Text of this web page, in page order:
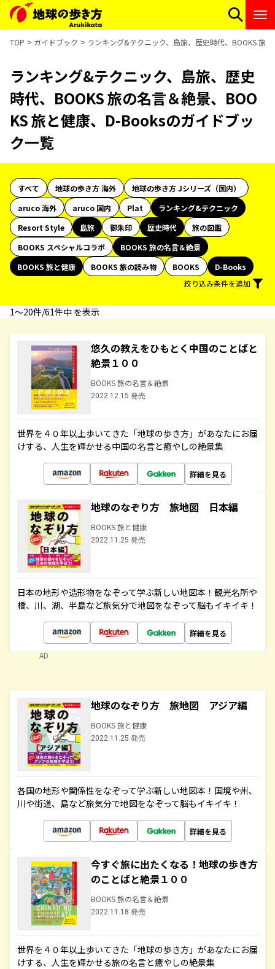
TOP ガイドブック ランキング&テクニック、島旅、歴史時代、BOOKS 旅
ランキング&テクニック、島旅、歴史
時代、BOOKS 旅の名言＆絶景、BOO
KS 旅と健康、D-Booksのガイドブッ
ク一覧
すべて 地球の歩き方 海外
地球の歩き方 Jシリーズ（国内）
aruco 海外
aruco 国内 Plat
ランキング&テクニック
Resort Style
島旅 御朱印 歴史時代
旅の図鑑
BOOKS スペシャルコラボ
BOOKS 旅の名言＆絶景
BOOKS 旅と健康
BOOKS 旅の読み物 BOOKS
D-Books
絞り込み条件を追加
1〜20件/61件中 を表示
悠久の教えをひもとく中国のことばと
絶景１００
BOOKS 旅の名言＆絶景
2022.12.15 発売
世界を４０年以上歩いてきた「地球の歩き方」があなたにお届
けする、人生を輝かせる中国の名言と癒やしの絶景集
詳細を見る
地球のなぞり方 旅地図 日本編
BOOKS 旅と健康
2022.11.25 発売
日本の地形や造形物をなぞって学ぶ新しい地図本！観光名所や
橋、川、湖、半島など旅気分で地図をなぞって脳もイキイキ！
詳細を見る
AD
地球のなぞり方 旅地図 アジア編
BOOKS 旅と健康
2022.11.25 発売
各国の地形や関係性をなぞって学ぶ新しい地図本！国境や州、
川や街道、島など旅気分で地図をなぞって脳もイキイキ！
詳細を見る
今すぐ旅に出たくなる！地球の歩き方
のことばと絶景１００
BOOKS 旅の名言＆絶景
2022.11.18 発売
世界を４０年以上歩いてきた「地球の歩き方」があなたにお届
けする、人生を輝かせる旅の名言と癒やしの絶景集